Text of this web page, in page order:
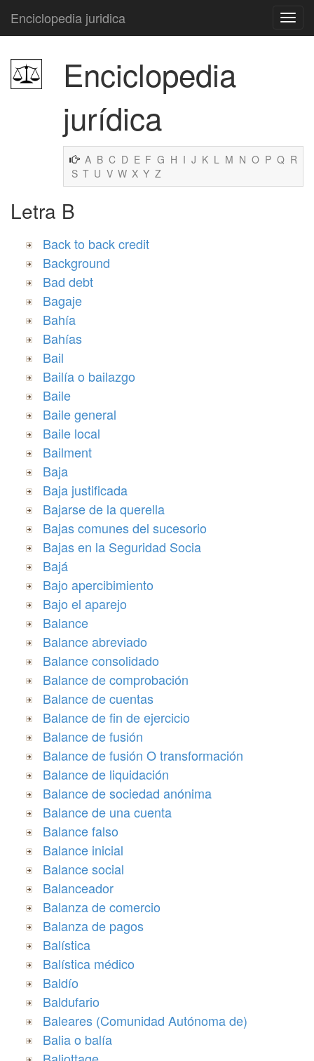
Enciclopedia juridica
Enciclopedia
jurídica
A B C D E F G H I J K L M N O P Q R
S T U V W X Y Z
Letra B
Back to back credit
Background
Bad debt
Bagaje
Bahía
Bahías
Bail
Bailía o bailazgo
Baile
Baile general
Baile local
Bailment
Baja
Baja justificada
Bajarse de la querella
Bajas comunes del sucesorio
Bajas en la Seguridad Socia
Bajá
Bajo apercibimiento
Bajo el aparejo
Balance
Balance abreviado
Balance consolidado
Balance de comprobación
Balance de cuentas
Balance de fin de ejercicio
Balance de fusión
Balance de fusión O transformación
Balance de liquidación
Balance de sociedad anónima
Balance de una cuenta
Balance falso
Balance inicial
Balance social
Balanceador
Balanza de comercio
Balanza de pagos
Balística
Balística médico
Baldío
Baldufario
Baleares (Comunidad Autónoma de)
Balia o balía